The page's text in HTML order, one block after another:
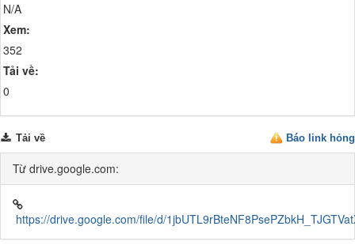
N/A
Xem:
352
Tải về:
0
Báo link hỏng
Tải về
Từ drive.google.com:
https://drive.google.com/file/d/